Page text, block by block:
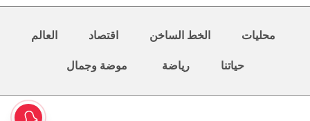
محليات الخط الساخن اقتصاد العالم
حياتنا رياضة موضة وجمال